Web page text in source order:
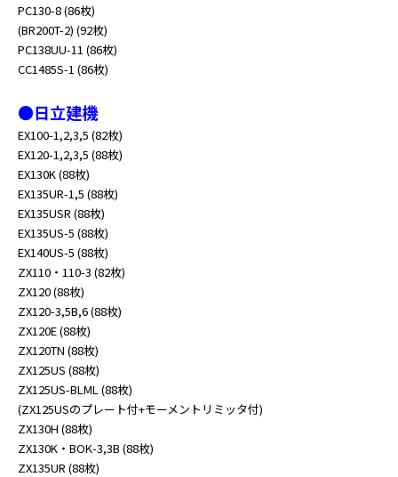
PC130-8 (86枚)
(BR200T-2) (92枚)
PC138UU-11 (86枚)
CC1485S-1 (86枚)
●日立建機
EX100-1,2,3,5 (82枚)
EX120-1,2,3,5 (88枚)
EX130K (88枚)
EX135UR-1,5 (88枚)
EX135USR (88枚)
EX135US-5 (88枚)
EX140US-5 (88枚)
ZX110・110-3 (82枚)
ZX120 (88枚)
ZX120-3,5B,6 (88枚)
ZX120E (88枚)
ZX120TN (88枚)
ZX125US (88枚)
ZX125US-BLML (88枚)
(ZX125USのプレート付+モーメントリミッタ付)
ZX130H (88枚)
ZX130K・BOK-3,3B (88枚)
ZX135UR (88枚)